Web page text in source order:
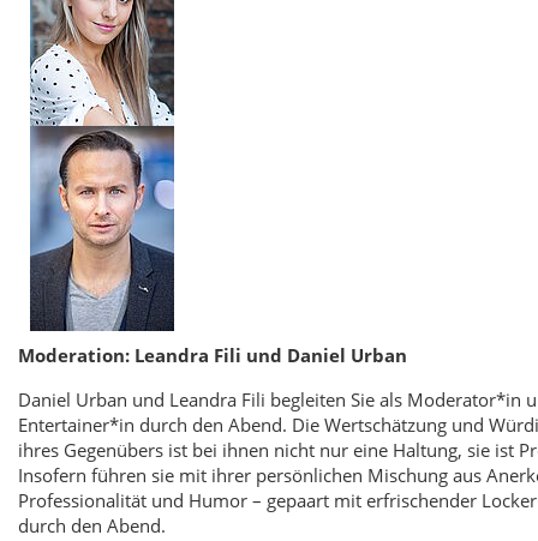
Moderation: Leandra Fili und Daniel Urban
Daniel Urban und Leandra Fili begleiten Sie als Moderator*in
Entertainer*in durch den Abend. Die Wertschätzung und
ihres Gegenübers ist bei ihnen nicht nur eine Haltung, sie ist
Insofern führen sie mit ihrer persönlichen Mischung aus
Professionalität und Humor – gepaart mit erfrischender
durch den Abend.